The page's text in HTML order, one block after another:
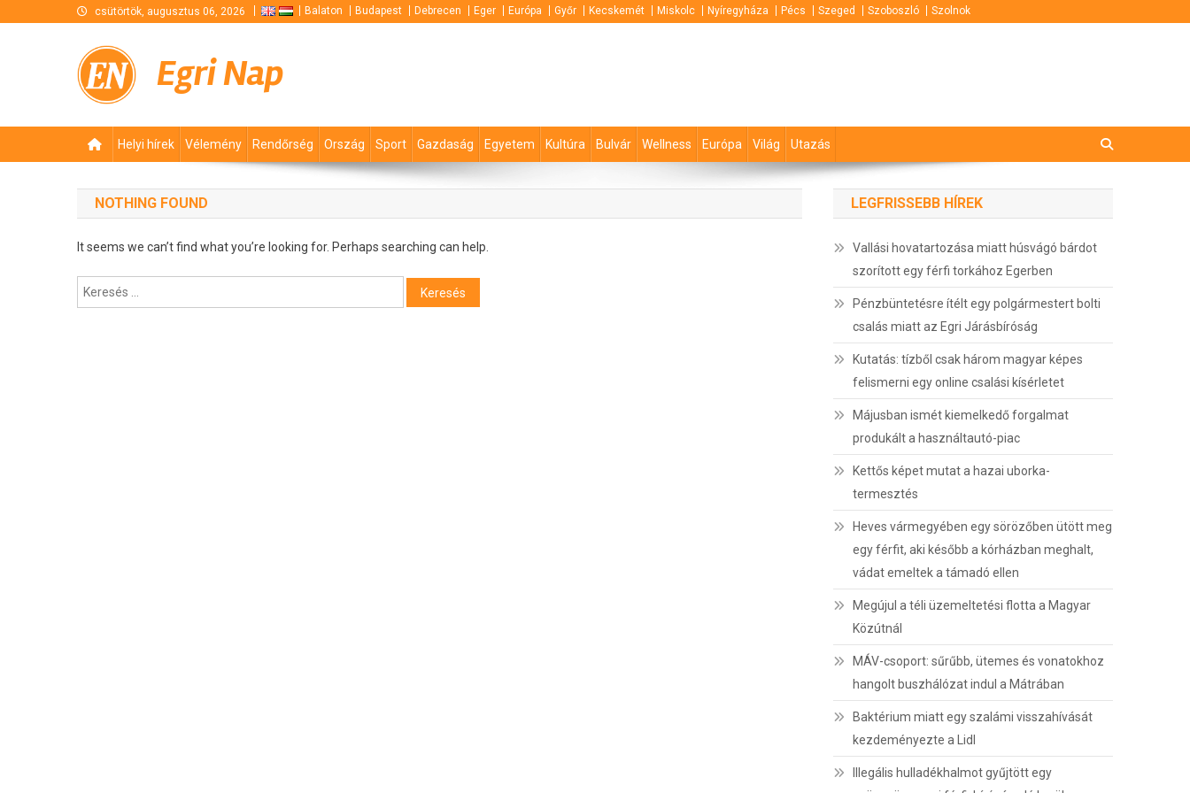
csütörtök, augusztus 06, 2026 Balaton Budapest Debrecen Eger Európa Győr Kecskemét Miskolc Nyíregyháza Pécs Szeged Szoboszló Szolnok
Egri Nap
Helyi hírek Vélemény Rendőrség Ország Sport Gazdaság Egyetem Kultúra Bulvár Wellness Európa Világ Utazás
NOTHING FOUND
It seems we can’t find what you’re looking for. Perhaps searching can help.
Keresés:
LEGFRISSEBB HÍREK
Vallási hovatartozása miatt húsvágó bárdot
szorított egy férfi torkához Egerben
Pénzbüntetésre ítélt egy polgármestert bolti
csalás miatt az Egri Járásbíróság
Kutatás: tízből csak három magyar képes
felismerni egy online csalási kísérletet
Májusban ismét kiemelkedő forgalmat
produkált a használtautó-piac
Kettős képet mutat a hazai uborka-
termesztés
Heves vármegyében egy sörözőben ütött meg
egy férfit, aki később a kórházban meghalt,
vádat emeltek a támadó ellen
Megújul a téli üzemeltetési flotta a Magyar
Közútnál
MÁV-csoport: sűrűbb, ütemes és vonatokhoz
hangolt buszhálózat indul a Mátrában
Baktérium miatt egy szalámi visszahívását
kezdeményezte a Lidl
Illegális hulladékhalmot gyűjtött egy